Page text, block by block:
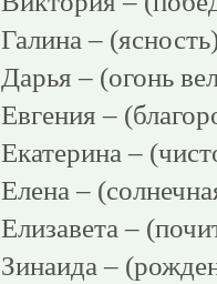
Галина –
Дарья – (огонь
Евгения –
Екатерина –
Елена –
Елизавета –
Зинаида –